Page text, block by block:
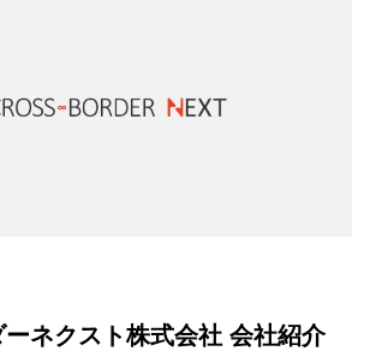
ネクスト株式会社 会社紹介